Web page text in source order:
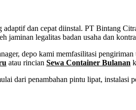
dan cepat diinstal. PT Bintang
jaminan legalitas badan usaha dan
depo kami memfasilitasi
atau rincian Sewa Container Bulanan
dari penambahan pintu lipat, instalasi